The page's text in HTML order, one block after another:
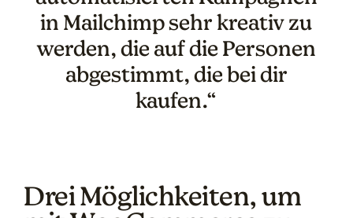
in Mailchimp sehr kreativ zu
werden, die auf die Personen
abgestimmt, die bei dir
kaufen.“
Drei Möglichkeiten, um